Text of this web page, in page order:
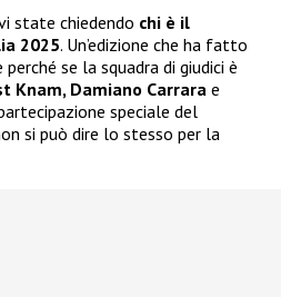
state chiedendo chi è il
2025. Un’edizione che ha fatto
se la squadra di giudici è
Knam, Damiano Carrara e
speciale del
si può dire lo stesso per la